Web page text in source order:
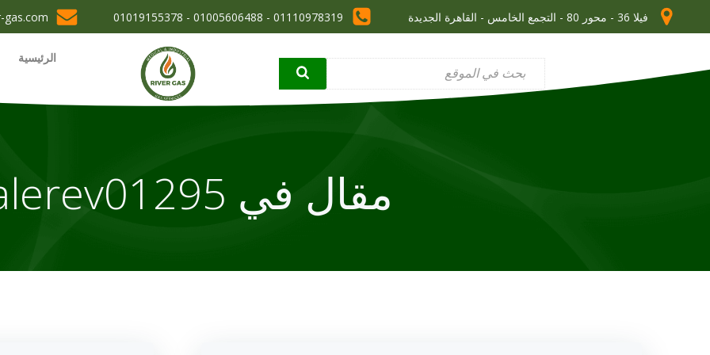
فيلا 36 - محور 80 - التجمع الخامس - القاهرة الجديدة 01110978319 - 01005606488 - 01019155378
gas.com
الرئيسية
مقال في